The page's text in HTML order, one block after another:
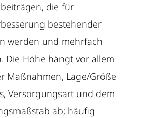
die für
bestehender
werden und mehrfach
Die Höhe hängt vor allem
Maßnahmen, Lage/Größe
Versorgungsart und dem
ab; häufig